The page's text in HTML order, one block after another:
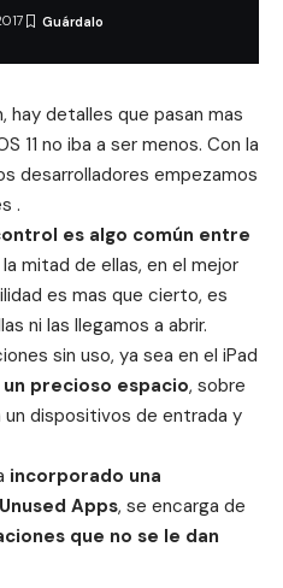
detalles que pasan mas
11 no iba a ser menos. Con la
desarrolladores empezamos
.
es algo común entre
mitad de ellas, en el mejor
es mas que cierto, es
ni las llegamos a abrir.
sin uso, ya sea en el iPad
precioso espacio, sobre
dispositivos de entrada y
incorporado una
Apps, se encarga de
que no se le dan